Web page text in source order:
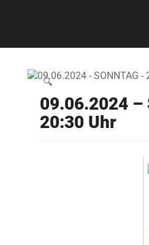
🔍
09.06.2024 –
20:30 Uhr